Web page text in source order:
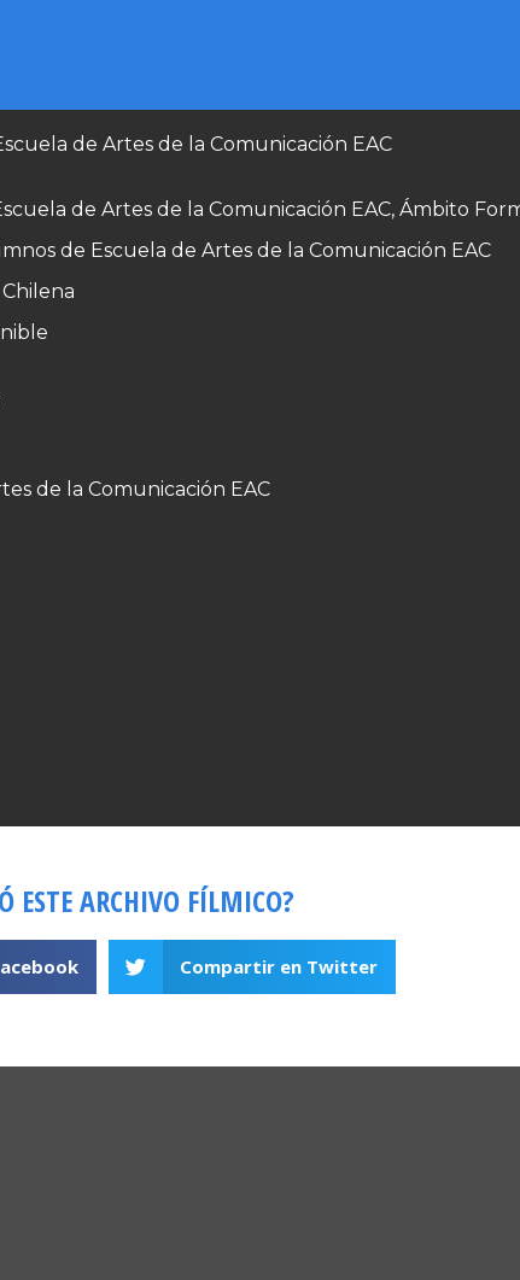
de Artes de la Comunicación EAC
de Artes de la Comunicación EAC, Ámbito
de Escuela de Artes de la Comunicación EAC
de la Comunicación EAC
ESTE ARCHIVO FÍLMICO?
Compartir en Twitter